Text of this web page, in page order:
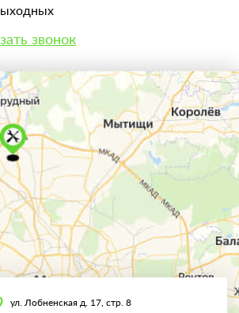
звонок
ул. Лобненская д. 17, стр. 8